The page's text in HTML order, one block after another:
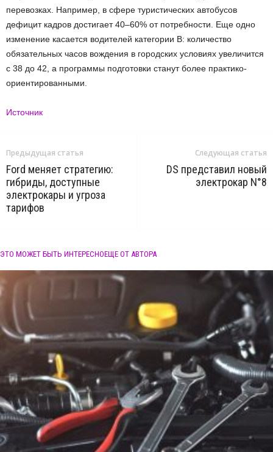
перевозках. Например, в сфере туристических автобусов
дефицит кадров достигает 40–60% от потребности. Еще одно
изменение касается водителей категории B: количество
обязательных часов вождения в городских условиях увеличится
с 38 до 42, а программы подготовки станут более практико-
ориентированными.
Источник
Предыдущая статья
Ford меняет стратегию:
гибриды, доступные
электрокары и угроза
тарифов
Следующая статья
DS представил новый
электрокар N°8
ЭТО МОЖЕТ БЫТЬ ИНТЕРЕСНОЕЩЕ ОТ АВТОРА